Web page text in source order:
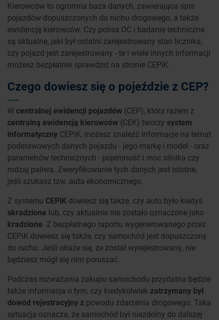
Kierowców to ogromna baza danych, zawierająca spis
pojazdów dopuszczonych do ruchu drogowego, a także
ewidencję kierowców. Czy polisa OC i badanie techniczne
są aktualne, jaki był ostatni zarejestrowany stan licznika,
czy pojazd jest zarejestrowany - te i wiele innych informacji
możesz bezpłatnie sprawdzić na stronie CEPiK.
Czego dowiesz się o pojeździe z CEP?
W centralnej ewidencji pojazdów (CEP), która razem z
centralną ewidencją kierowców (CEK) tworzy system
informatyczny CEPiK, możesz znaleźć informacje na temat
podstawowych danych pojazdu - jego markę i model - oraz
parametrów technicznych - pojemność i moc silnika czy
rodzaj paliwa. Zweryfikowanie tych danych jest istotne,
jeśli szukasz tzw. auta ekonomicznego.
Z systemu CEPiK dowiesz się także, czy auto było kiedyś
skradzione lub, czy aktualnie nie zostało oznaczone jako
kradzione. Z bezpłatnego raportu wygenerowanego przez
CEPiK dowiesz się także, czy samochód jest dopuszczony
do ruchu. Jeśli okaże się, że został wyrejestrowany, nie
będziesz mógł się nim poruszać.
Podczas rozważania zakupu samochodu przydatna będzie
także informacja o tym, czy kiedykolwiek zatrzymany był
dowód rejestracyjny z powodu zdarzenia drogowego. Taka
sytuacja oznacza, że samochód był niezdolny do dalszej